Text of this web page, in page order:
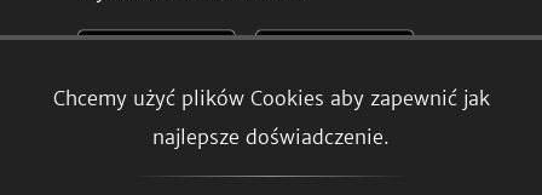
Chcemy użyć plików Cookies aby zapewnić jak
najlepsze doświadczenie.